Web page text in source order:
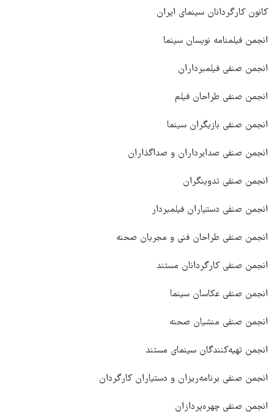
کانون کارگردانان سینمای ایران
انجمن فیلمنامه نویسان سینما
انجمن صنفی فیلمبرداران
انجمن صنفی طراحان فیلم
انجمن صنفی بازیگران سینما
انجمن صنفی صدابرداران و صداگذاران
انجمن صنفی تدوینگران
انجمن صنفی دستیاران فیلمبردار
انجمن صنفی طراحان فنی و مجریان صحنه
انجمن صنفی کارگردانان مستند
انجمن صنفی عکاسان سینما
انجمن صنفی منشیان صحنه
انجمن تهیه‌کنندگان سینمای مستند
انجمن صنفی برنامه‌ریزان و دستیاران کارگردان
انجمن صنفی چهره‌پردازان